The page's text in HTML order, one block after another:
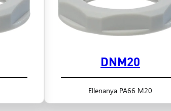
DNM20
Ellenanya PA66 M20